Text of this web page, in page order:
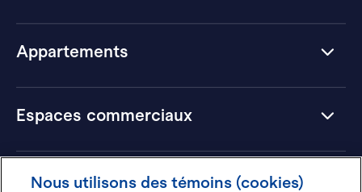
Appartements
Espaces commerciaux
Hôtels
Nous utilisons des témoins (cookies)